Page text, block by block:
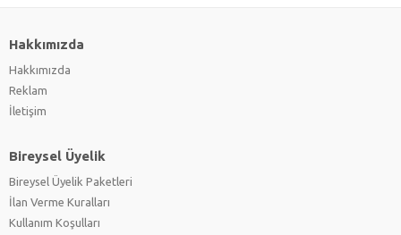
Hakkımızda
Hakkımızda
Reklam
İletişim
Bireysel Üyelik
Bireysel Üyelik Paketleri
İlan Verme Kuralları
Kullanım Koşulları